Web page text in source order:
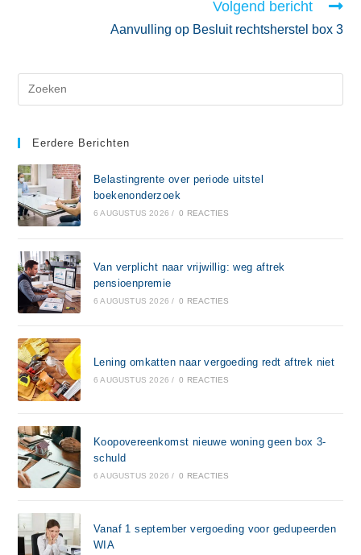
Volgend bericht
Aanvulling op Besluit rechtsherstel box 3
Eerdere Berichten
Belastingrente over periode uitstel
boekenonderzoek
6 AUGUSTUS 2026 / 0 REACTIES
Van verplicht naar vrijwillig: weg aftrek
pensioenpremie
6 AUGUSTUS 2026 / 0 REACTIES
Lening omkatten naar vergoeding redt aftrek niet
6 AUGUSTUS 2026 / 0 REACTIES
Koopovereenkomst nieuwe woning geen box 3-
schuld
6 AUGUSTUS 2026 / 0 REACTIES
Vanaf 1 september vergoeding voor gedupeerden
WIA